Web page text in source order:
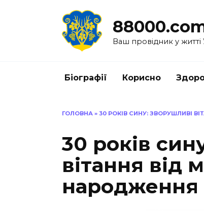
Ваш провідник у
Біографії Корисно
ГОЛОВНА » 30 РОКІВ СИНУ: ЗВОРУШЛИВІ
30 років
вітання від
народження